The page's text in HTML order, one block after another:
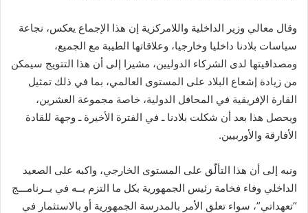
وقال معالي وزير الداخلية واللامركزية إن هذا الإجماع يعكس، نجاعة
سياسات بلادنا داخليا وخارجيا، وعلاقاتها الطيبة مع الجميع،
ومصداقيتها لدى الشركاء الدوليين، مشيرا إلى أن هذا التتويج سيمكن
من زيادة إشعاع البلاد على المستوى العالمي، بما في ذلك تمثيل
القارة الإفريقية في المحافل الدولية، خاصة مجموعة العشرين،
ويحصل هذا بعد أن شكلت بلادنا ـ في الفترة الأخيرة ـ وجهة للقادة
الأفارقة والأوربيين.
ونبه إلى أن هذا التألّق على المستوى الخارجي، واكبه على الصعيد
الداخلي وفاء فخامة رئيس الجمهورية بكل ما التزم بــه في بــرنامـــج
“تعهداتي”، سواء تعلق الأمر بالمدرسة الجمهورية أو بالاستثمار في